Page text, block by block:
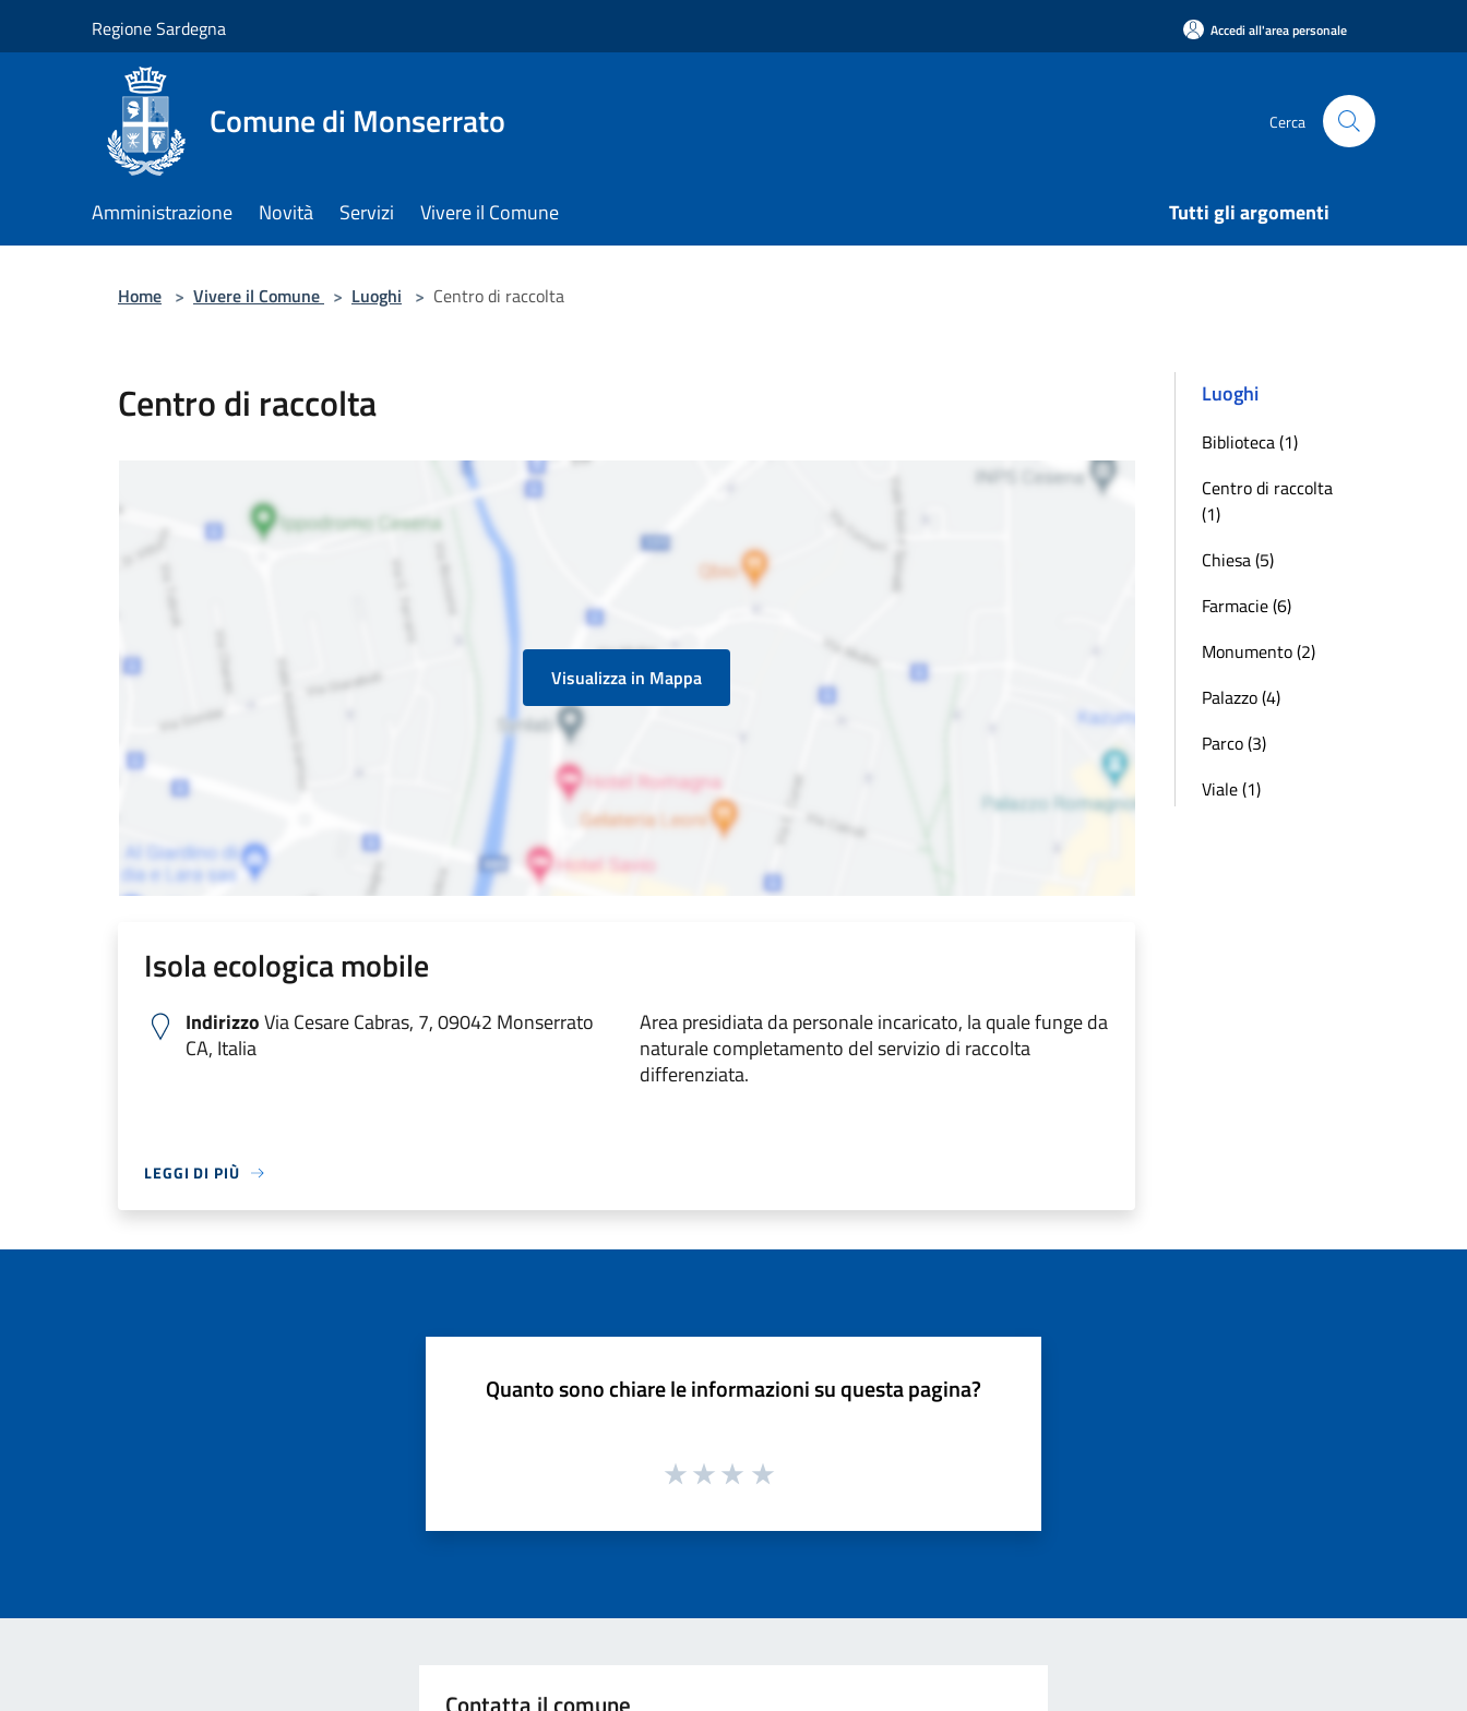
Regione Sardegna Accedi all'area personale
Comune di Monserrato Cerca
Amministrazione Novità Servizi Vivere il Comune Tutti gli argomenti
Home > Vivere il Comune > Luoghi > Centro di raccolta
Centro di raccolta
Visualizza in Mappa
Isola ecologica mobile
IndirizzoVia Cesare Cabras, 7, 09042 Monserrato
CA, Italia
Area presidiata da personale incaricato, la quale funge da
naturale completamento del servizio di raccolta
differenziata.
LEGGI DI PIÙ
Luoghi
Biblioteca (1)
Centro di raccolta
(1)
Chiesa (5)
Farmacie (6)
Monumento (2)
Palazzo (4)
Parco (3)
Viale (1)
Quanto sono chiare le informazioni su questa pagina?
Contatta il comune